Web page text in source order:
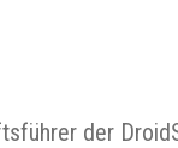
der